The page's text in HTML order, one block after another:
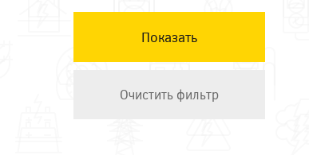
КЭАЗ
Остальные ТМ
Техэнерго